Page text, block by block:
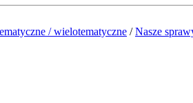
/ wielotematyczne /Nasze